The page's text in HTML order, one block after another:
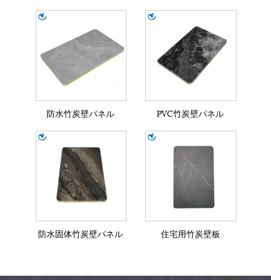
防水竹炭壁パネル PVC竹炭壁パネル
防水固体竹炭壁パネル 住宅用竹炭壁板